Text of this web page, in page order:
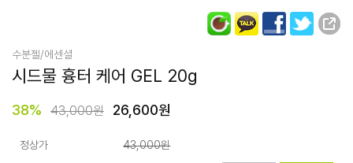
수분젤/에센셜
시드물 흉터 케어 GEL 20g
38% 43,000원 26,600원
정상가 43,000원